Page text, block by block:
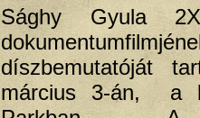
Sághy Gyula
díszbemutatóját
március 3-án, a